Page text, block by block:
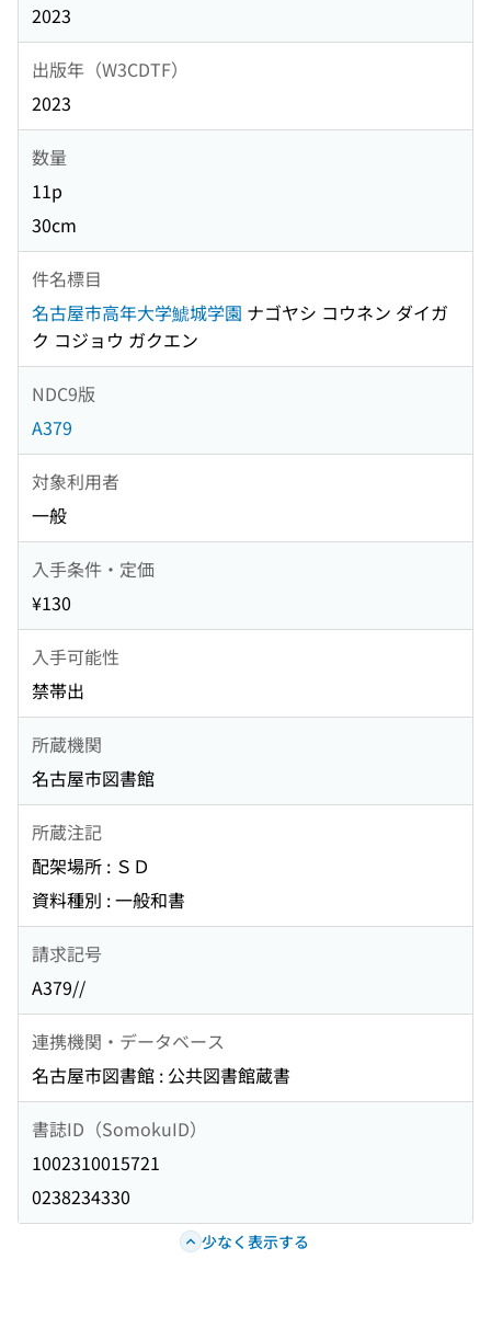
2023
出版年（W3CDTF）
2023
数量
11p
30cm
件名標目
名古屋市高年大学鯱城学園 ナゴヤシ コウネン ダイガ
ク コジョウ ガクエン
NDC9版
A379
対象利用者
一般
入手条件・定価
¥130
入手可能性
禁帯出
所蔵機関
名古屋市図書館
所蔵注記
配架場所 : ＳＤ
資料種別 : 一般和書
請求記号
A379//
連携機関・データベース
名古屋市図書館 : 公共図書館蔵書
書誌ID（SomokuID）
1002310015721
0238234330
少なく表示する